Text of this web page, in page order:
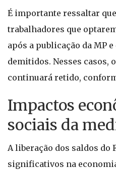
É importante ressaltar
trabalhadores que
após a publicação da MP
demitidos. Nesses casos,
continuará retido,
Impactos
sociais da
A liberação dos saldos do
significativos na